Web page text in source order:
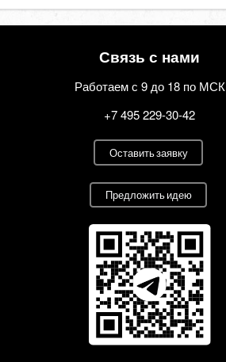
Связь с нами
Работаем с 9 до 18 по МСК
+7 495 229-30-42
Оставить заявку
Предложить идею